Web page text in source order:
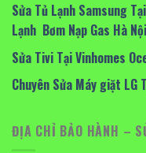
Sửa Tủ Lạnh Samsung
Lạnh Bơm Nạp Gas Hà Nội
Sửa Tivi Tại Vinhomes
Chuyên Sửa Máy giặt LG
ĐỊA CHỈ BẢO HÀNH –